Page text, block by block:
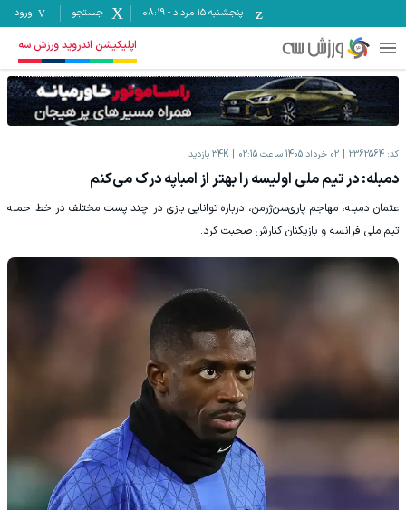
پنجشنبه ۱۵ مرداد -
08:19 جستجو ورود
اپلیکیشن اندروید ورزش سه
کد: 2362564 02 خرداد 1405 ساعت 02:15 34K بازدید
دمبله: در تیم ملی اولیسه را بهتر از امباپه درک می‌کنم
عثمان دمبله، مهاجم پاری‌سن‌ژرمن، درباره توانایی بازی در چند پست مختلف در خط حمله
تیم ملی فرانسه و بازیکنان کنارش صحبت کرد.